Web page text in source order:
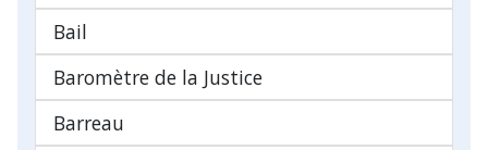
Bail
Baromètre de la Justice
Barreau